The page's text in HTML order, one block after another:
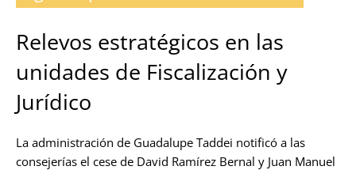
Relevos estratégicos en las
unidades de Fiscalización y
Jurídico
La administración de Guadalupe Taddei notificó a las
consejerías el cese de David Ramírez Bernal y Juan Manuel